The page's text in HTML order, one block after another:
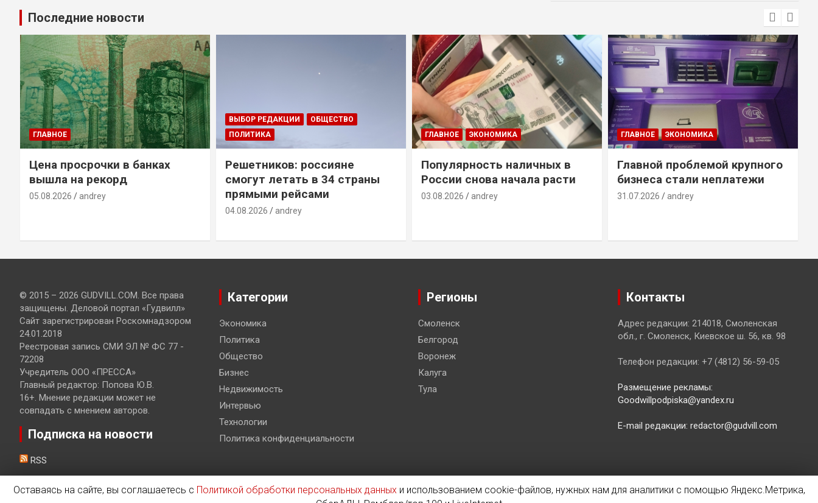
Последние новости
ГЛАВНОЕ
Цена просрочки в банках
вышла на рекорд
05.08.2026 andrey
ВЫБОР РЕДАКЦИИ
ОБЩЕСТВО
ПОЛИТИКА
Решетников: россияне
смогут летать в 34 страны
прямыми рейсами
04.08.2026 andrey
ГЛАВНОЕ ЭКОНОМИКА
Популярность наличных в
России снова начала расти
03.08.2026 andrey
ГЛАВНОЕ ЭКОНОМИКА
Главной проблемой крупного
бизнеса стали неплатежи
31.07.2026 andrey
© 2015 – 2026 GUDVILL.COM. Все права
защищены. Деловой портал «Гудвилл»
Сайт зарегистрирован Роскомнадзором
24.01.2018
Реестровая запись СМИ ЭЛ № ФС 77 -
72208
Учредитель ООО «ПРЕССА»
Главный редактор: Попова Ю.В.
16+. Мнение редакции может не
совпадать с мнением авторов.
Подписка на новости
RSS
Категории
Экономика
Политика
Общество
Бизнес
Недвижимость
Интервью
Технологии
Политика конфиденциальности
Регионы
Смоленск
Белгород
Воронеж
Калуга
Тула
Контакты
Адрес редакции: 214018, Смоленская
обл., г. Смоленск, Киевское ш. 56, кв. 98
Телефон редакции: +7 (4812) 56-59-05
Размещение рекламы:
Goodwillpodpiska@yandex.ru
E-mail редакции: redactor@gudvill.com
Оставаясь на сайте, вы соглашаетесь с Политикой обработки персональных данныхи использованием cookie-файлов, нужных нам для аналитики с помощью Яндекс.Метрика,